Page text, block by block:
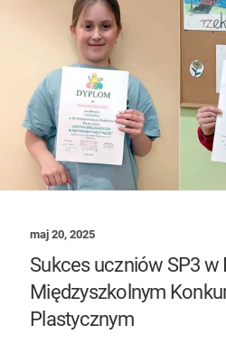
maj 20, 2025
Sukces uczniów SP3 w
Międzyszkolnym
Plastycznym